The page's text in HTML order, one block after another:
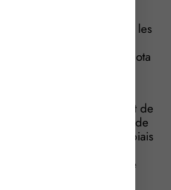
cet état doit indiquer que les
l’avantage fiscal sont
le fonds respecte un quota
titres de sociétés
prendre l’engagement de
jusqu’au 31 décembre de
la souscription par le biais
exemplaire à
lequel précise le
le montant total de la